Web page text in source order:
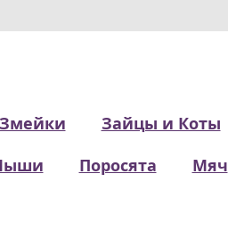
Змейки Зайцы и Коты
Поросята Мяч